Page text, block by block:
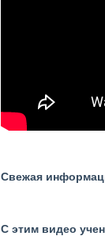
Свежая
С этим видео